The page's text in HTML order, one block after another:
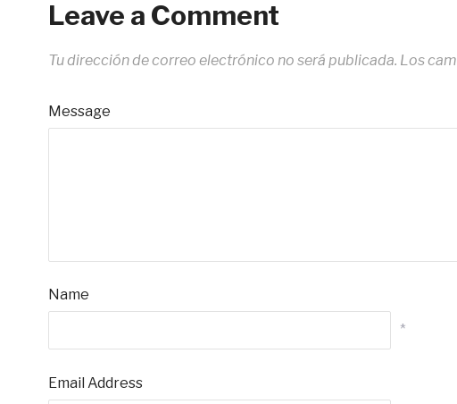
Leave a Comment
Tu dirección de correo electrónico no será publicada. Los
Message
Name
*
Email Address